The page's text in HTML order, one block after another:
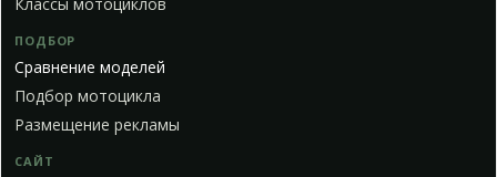
ПОДБОР
Сравнение моделей
Подбор мотоцикла
Размещение рекламы
САЙТ